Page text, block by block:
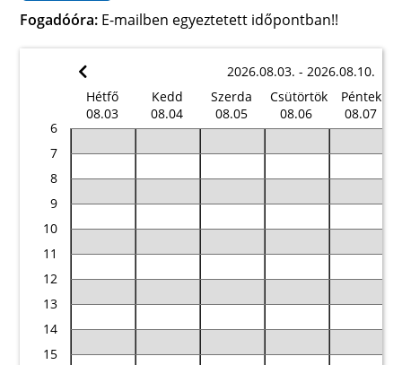
Fogadóóra: E-mailben egyeztetett időpontban!!
2026.08.03. - 2026.08.10.
Hétfő
08.03
Kedd
08.04
Szerda
08.05
Csütörtök
08.06
Péntek
08.07
6
7
8
9
10
11
12
13
14
15